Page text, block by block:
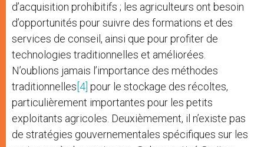
d’acquisition prohibitifs ; les agriculteurs ont besoin
d’opportunités pour suivre des formations et des
services de conseil, ainsi que pour profiter de
technologies traditionnelles et améliorées.
N’oublions jamais l’importance des méthodes
traditionnelles [4] pour le stockage des récoltes,
particulièrement importantes pour les petits
exploitants agricoles. Deuxièmement, il n’existe pas
de stratégies gouvernementales spécifiques sur les